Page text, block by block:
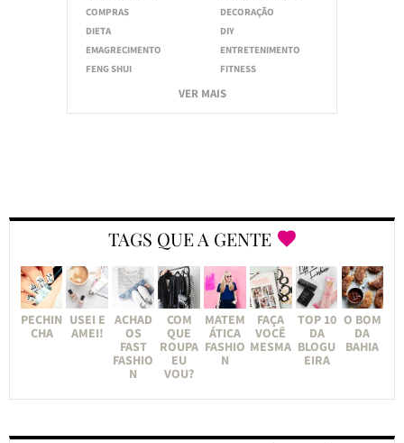
COMPRAS
DECORAÇÃO
DIETA
DIY
EMAGRECIMENTO
ENTRETENIMENTO
FENG SHUI
FITNESS
VER MAIS
TAGS QUE A GENTE
PECHIN
CHA
USEI E
AMEI!
ACHAD
OS
FAST
FASHIO
N
COM
QUE
ROUPA
EU
VOU?
MATEM
ÁTICA
FASHIO
N
FAÇA
VOCÊ
MESMA
TOP 10
DA
BLOGU
EIRA
O BOM
DA
BAHIA